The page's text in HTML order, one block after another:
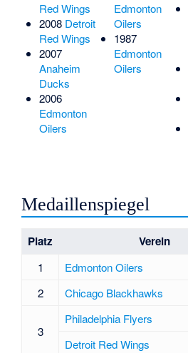
Red Wings
2008 Detroit
Red Wings
2007
Anaheim
Ducks
2006
Edmonton
Oilers
Edmonton
Oilers
1987
Edmonton
Oilers
Medaillenspiegel
Platz Verein
1 Edmonton Oilers
2
Chicago Blackhawks
3
Philadelphia Flyers
Detroit Red Wings